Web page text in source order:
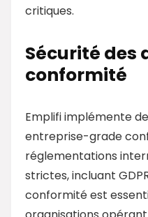
critiques.
Sécurité des
conformité
Emplifi implémente
entreprise-grade
réglementations
strictes, incluant
conformité est